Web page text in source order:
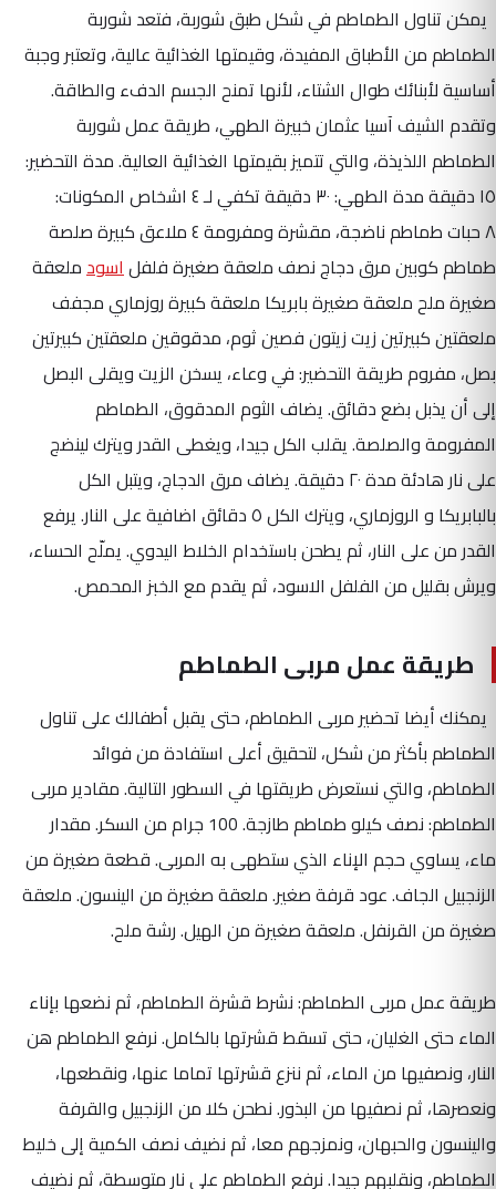
يمكن تناول الطماطم في شكل طبق شوربة، فتعد شوربة
الطماطم من الأطباق المفيدة، وقيمتها الغذائية عالية، وتعتبر وجبة
أساسية لأبنائك طوال الشتاء، لأنها تمنح الجسم الدفء والطاقة.
وتقدم الشيف آسيا عثمان خبيرة الطهي، طريقة عمل شوربة
الطماطم اللذيذة، والتي تتميز بقيمتها الغذائية العالية. مدة التحضير:
١٥ دقيقة مدة الطهي: ٣٠ دقيقة تكفي لـ ٤ اشخاص المكونات:
٨ حبات طماطم ناضجة، مقشرة ومفرومة ٤ ملاعق كبيرة صلصة
طماطم كوبين مرق دجاج نصف ملعقة صغيرة فلفلاسودملعقة
صغيرة ملح ملعقة صغيرة بابريكا ملعقة كبيرة روزماري مجفف
ملعقتين كبيرتين زيت زيتون فصين ثوم، مدقوقين ملعقتين كبيرتين
بصل، مفروم طريقة التحضير: في وعاء، يسخن الزيت ويقلى البصل
إلى أن يذبل بضع دقائق. يضاف الثوم المدقوق، الطماطم
المفرومة والصلصة. يقلب الكل جيدا، ويغطى القدر ويترك لينضج
على نار هادئة مدة ٢٠ دقيقة. يضاف مرق الدجاج، ويتبل الكل
بالبابريكا و الروزماري، ويترك الكل ٥ دقائق اضافية على النار. يرفع
القدر من على النار، ثم يطحن باستخدام الخلاط اليدوي. يملّح الحساء،
ويرش بقليل من الفلفل الاسود، ثم يقدم مع الخبز المحمص.
طريقة عمل مربى الطماطم
يمكنك أيضا تحضير مربى الطماطم، حتى يقبل أطفالك على تناول
الطماطم بأكثر من شكل، لتحقيق أعلى استفادة من فوائد
الطماطم، والتي نستعرض طريقتها في السطور التالية. مقادير مربى
الطماطم: نصف كيلو طماطم طازجة. 100 جرام من السكر. مقدار
ماء، يساوي حجم الإناء الذي ستطهى به المربى. قطعة صغيرة من
الزنجبيل الجاف. عود قرفة صغير. ملعقة صغيرة من الينسون. ملعقة
صغيرة من القرنفل. ملعقة صغيرة من الهيل. رشة ملح.
طريقة عمل مربى الطماطم: نشرط قشرة الطماطم، ثم نضعها بإناء
الماء حتى الغليان، حتى تسقط قشرتها بالكامل. نرفع الطماطم هن
النار، ونصفيها من الماء، ثم ننزع قشرتها تماما عنها، ونقطعها،
ونعصرها، ثم نصفيها من البذور. نطحن كلا من الزنجبيل والقرفة
والينسون والحبهان، ونمزجهم معا، ثم نضيف نصف الكمية إلى خليط
الطماطم، ونقلبهم جيدا. نرفع الطماطم على نار متوسطة، ثم نضيف